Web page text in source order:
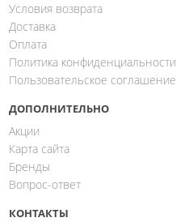
Условия возврата
Доставка
Оплата
Политика конфиденциальности
Пользовательское соглашение
ДОПОЛНИТЕЛЬНО
Акции
Карта сайта
Бренды
Вопрос-ответ
КОНТАКТЫ